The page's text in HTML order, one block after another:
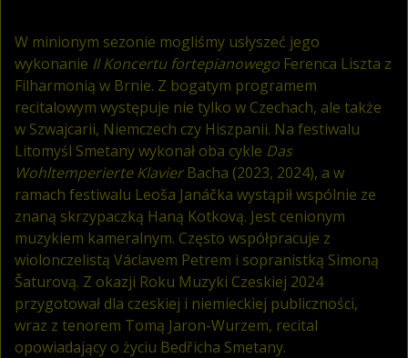
W minionym sezonie mogliśmy usłyszeć jego
wykonanie II Koncertu fortepianowego Ferenca Liszta z
Filharmonią w Brnie. Z bogatym programem
recitalowym występuje nie tylko w Czechach, ale także
w Szwajcarii, Niemczech czy Hiszpanii. Na festiwalu
Litomyśl Smetany wykonał oba cykle Das
Wohltemperierte Klavier Bacha (2023, 2024), a w
ramach festiwalu Leoša Janáčka wystąpił wspólnie ze
znaną skrzypaczką Haną Kotkovą. Jest cenionym
muzykiem kameralnym. Często współpracuje z
wiolonczelistą Václavem Petrem i sopranistką Simoną
Šaturovą. Z okazji Roku Muzyki Czeskiej 2024
przygotował dla czeskiej i niemieckiej publiczności,
wraz z tenorem Tomą Jaron-Wurzem, recital
opowiadający o życiu Bedřicha Smetany.